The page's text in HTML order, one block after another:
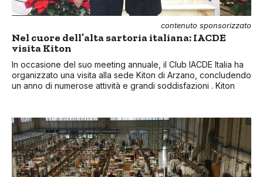
contenuto sponsorizzato
Nel cuore dell’alta sartoria italiana: IACDE
visita Kiton
In occasione del suo meeting annuale, il Club IACDE Italia ha
organizzato una visita alla sede Kiton di Arzano, concludendo
un anno di numerose attività e grandi soddisfazioni . Kiton